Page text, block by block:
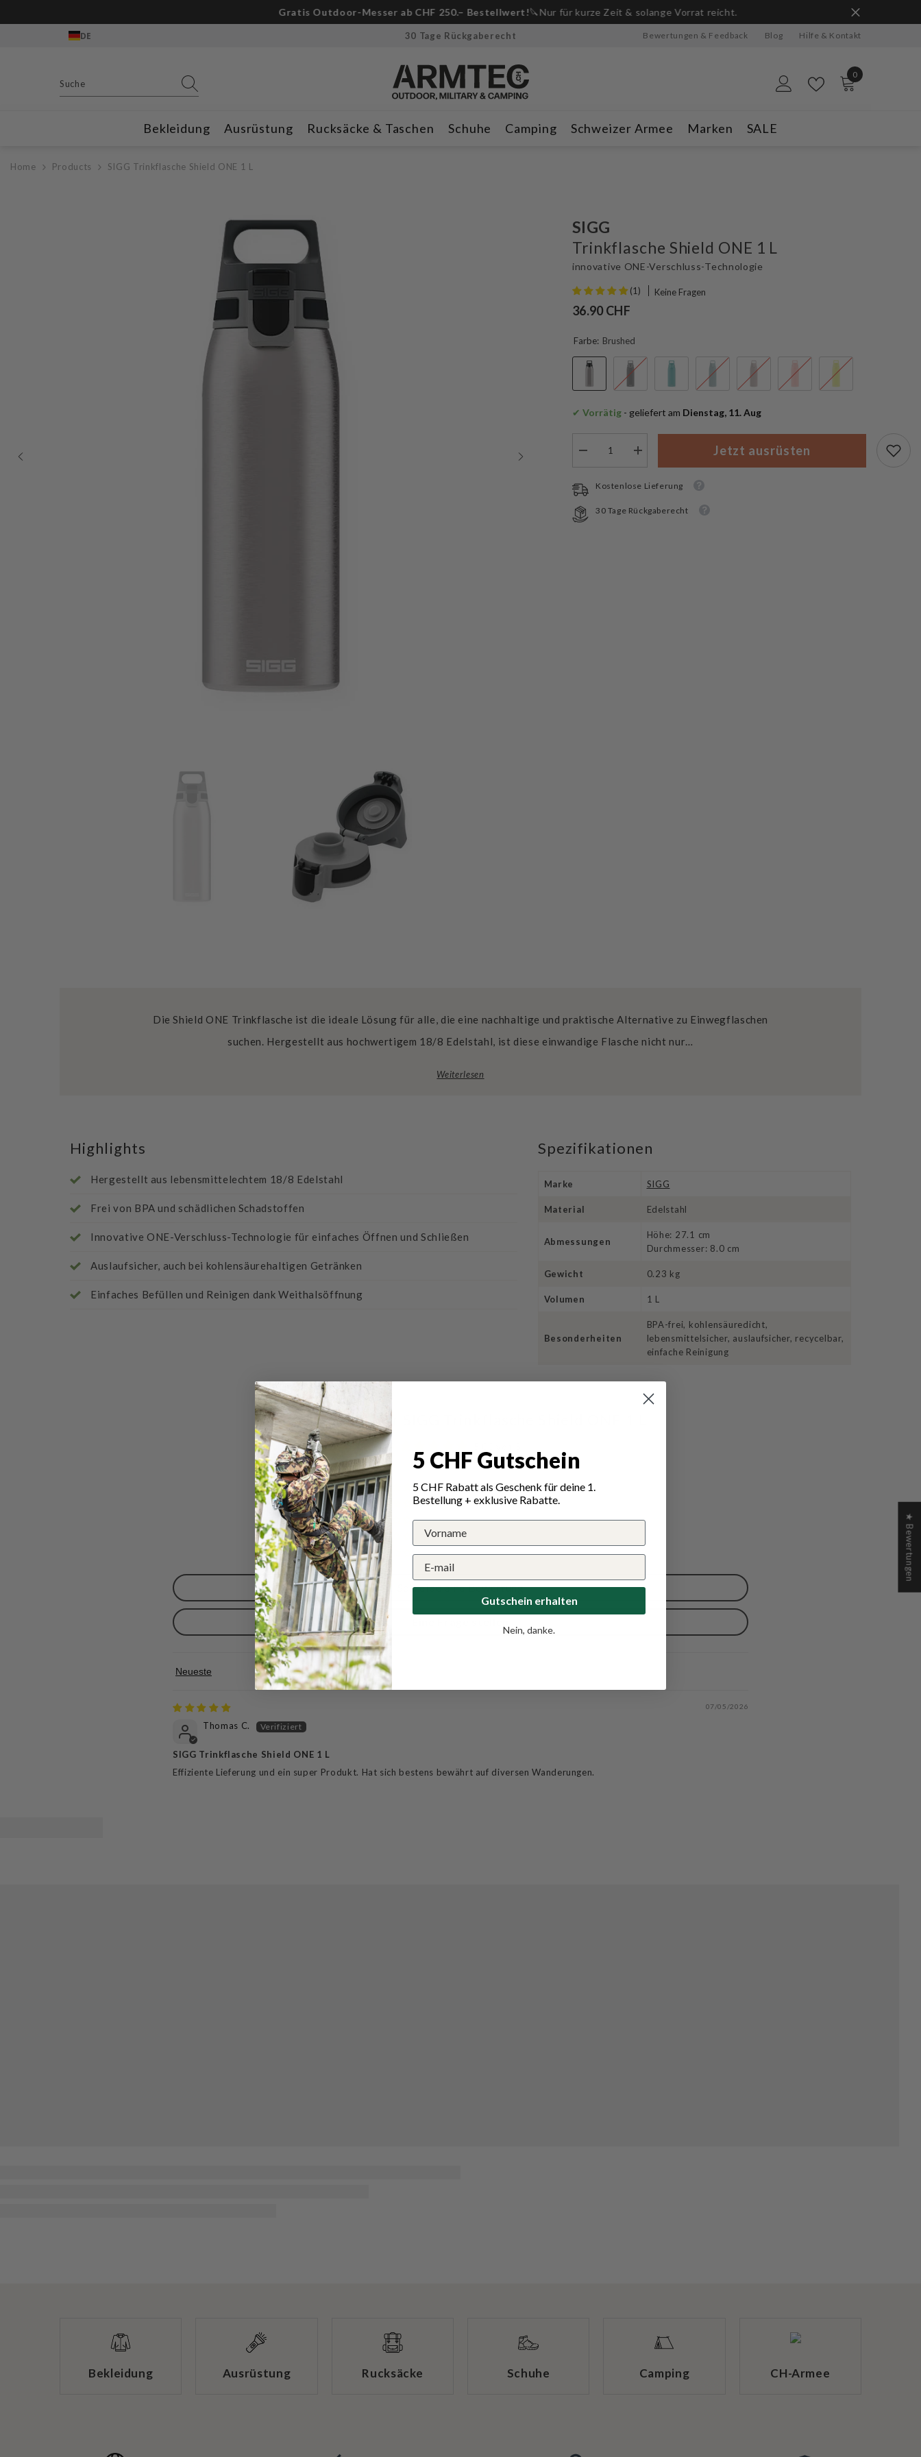
Gratis Outdoor-Messer ab CHF 250.– Bestellwert!🔪Nur für kurze Zeit & solange Vorrat reicht.
DE 30 Tage Rückgaberecht Bewertungen & Feedback Blog Hilfe & Kontakt
0
0
Bekleidung Ausrüstung Rucksäcke & Taschen Schuhe Camping Schweizer Armee Marken SALE
Home Products SIGG Trinkflasche Shield ONE 1 L
SIGG
Trinkflasche Shield ONE 1 L
innovative ONE-Verschluss-Technologie
(1) Keine Fragen
36.90 CHF
Farbe: Brushed
✔ Vorrätig - geliefert am Dienstag, 11. Aug
Menge
SIGG
Trinkflasche
Shield
ONE
Menge
SIGG
Shield
ONE
Jetzt ausrüsten
Kostenlose Lieferung
30 Tage Rückgaberecht
Die Shield ONE Trinkflasche ist die ideale Lösung für alle, die eine nachhaltige und praktische Alternative zu Einwegflaschen
suchen. Hergestellt aus hochwertigem 18/8 Edelstahl, ist diese einwandige Flasche nicht nur…
Weiterlesen
Highlights
Hergestellt aus lebensmittelechtem 18/8 Edelstahl
Frei von BPA und schädlichen Schadstoffen
Innovative ONE-Verschluss-Technologie für einfaches Öffnen und Schließen
Auslaufsicher, auch bei kohlensäurehaltigen Getränken
Einfaches Befüllen und Reinigen dank Weithalsöffnung
Spezifikationen
Marke SIGG
Material Edelstahl
Abmessungen
Höhe: 27.1 cm
Durchmesser: 8.0 cm
Gewicht 0.23 kg
Volumen 1 L
Besonderheiten
BPA-frei, kohlensäuredicht,
lebensmittelsicher, auslaufsicher, recycelbar,
einfache Reinigung
Bewertungen für SIGG Trinkflasche Shield ONE 1 L
Total 1 Bewertung
1
0
0
0
Schreibe eine Bewertung
Sort by
07/05/2026
Thomas C.
SIGG Trinkflasche Shield ONE 1 L
Effiziente Lieferung und ein super Produkt. Hat sich bestens bewährt auf diversen Wanderungen.
Bekleidung Ausrüstung Rucksäcke Schuhe Camping CH-Armee
★ Bewertungen
5 CHF Gutschein
5 CHF Rabatt als Geschenk für deine 1.
Bestellung + exklusive Rabatte.
Gutschein erhalten
Nein, danke.